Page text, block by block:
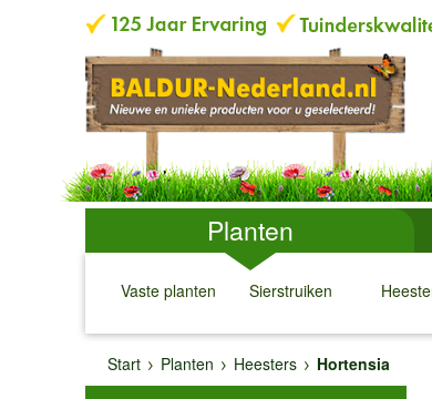
Planten
Vaste planten
↓
Sierstruiken
↓ ↓
Start
Planten Heesters Hortensia